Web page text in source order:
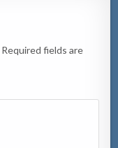
Required fields are